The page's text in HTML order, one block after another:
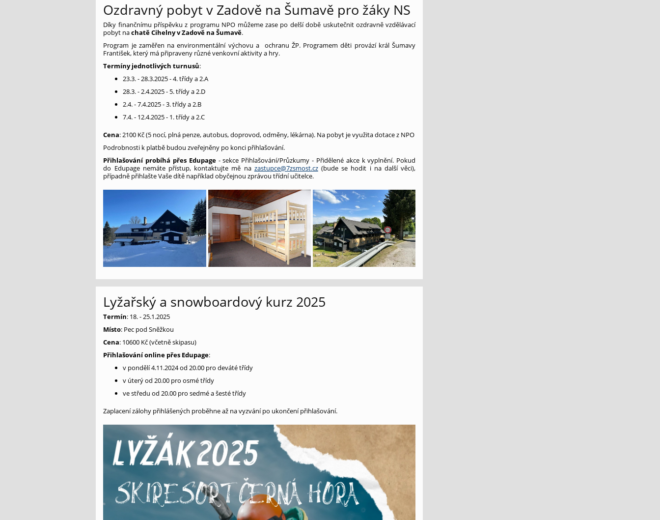
Ozdravný pobyt v Zadově na Šumavě pro žáky NS
Díky finančnímu příspěvku z programu NPO můžeme zase po delší době uskutečnit ozdravně vzdělávací
pobyt nachatě Cihelny v Zadově na Šumavě.
Program je zaměřen na environmentální výchovu a ochranu ŽP. Programem děti provází král Šumavy
František, který má připraveny různé venkovní aktivity a hry.
Termíny jednotlivých turnusů:
23.3. - 28.3.2025 - 4. třídy a 2.A
28.3. - 2.4.2025 - 5. třídy a 2.D
2.4. - 7.4.2025 - 3. třídy a 2.B
7.4. - 12.4.2025 - 1. třídy a 2.C
Cena: 2100 Kč (5 nocí, plná penze, autobus, doprovod, odměny, lékárna). Na pobyt je využita dotace z NPO
Podrobnosti k platbě budou zveřejněny po konci přihlašování.
Přihlašování probíhá přes Edupage- sekce Přihlašování/Průzkumy - Přidělené akce k vyplnění. Pokud
do Edupage nemáte přístup, kontaktujte mě na zastupce@7zsmost.cz(bude se hodit i na další věci),
případně přihlašte Vaše dítě například obyčejnou zprávou třídní učitelce.
Lyžařský a snowboardový kurz 2025
Termín: 18. - 25.1.2025
Místo: Pec pod Sněžkou
Cena: 10600 Kč (včetně skipasu)
Přihlašování online přes Edupage:
v pondělí 4.11.2024 od 20.00 pro deváté třídy
v úterý od 20.00 pro osmé třídy
ve středu od 20.00 pro sedmé a šesté třídy
Zaplacení zálohy přihlášených proběhne až na vyzvání po ukončení přihlašování.